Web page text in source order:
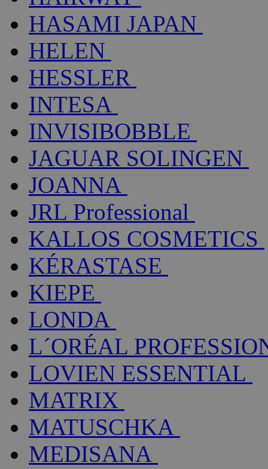
HASAMI JAPAN
HELEN
HESSLER
INTESA
INVISIBOBBLE
JAGUAR SOLINGEN
JOANNA
JRL Professional
KALLOS COSMETICS
KÉRASTASE
KIEPE
LONDA
L´ORÉAL
LOVIEN ESSENTIAL
MATRIX
MATUSCHKA
MEDISANA